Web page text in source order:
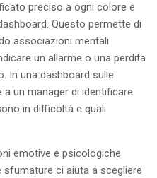
preciso a ogni colore e
Questo permette di
associazioni mentali
un allarme o una perdita
In una dashboard sulle
un manager di identificare
in difficoltà e quali
emotive e psicologiche
ci aiuta a scegliere